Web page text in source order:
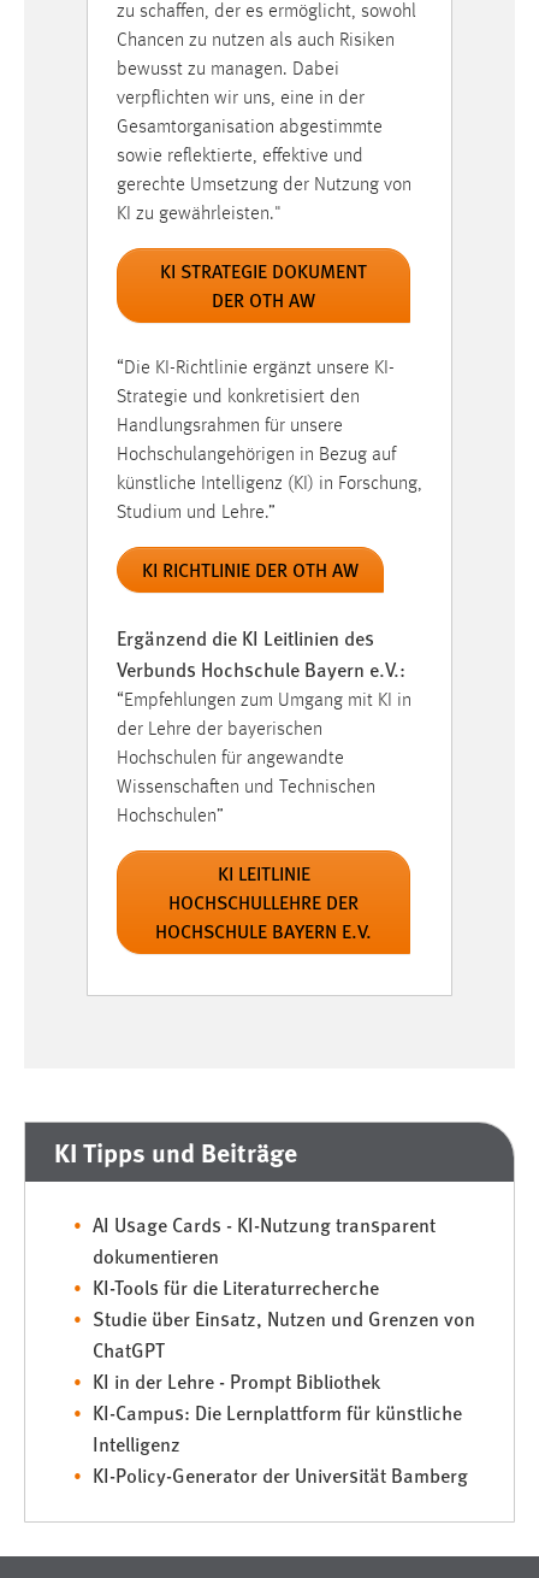
zu schaffen, der es ermöglicht, sowohl
Chancen zu nutzen als auch Risiken
bewusst zu managen. Dabei
verpflichten wir uns, eine in der
Gesamtorganisation abgestimmte
sowie reflektierte, effektive und
gerechte Umsetzung der Nutzung von
KI zu gewährleisten."
KI STRATEGIE DOKUMENT
DER OTH AW
“Die KI-Richtlinie ergänzt unsere KI-
Strategie und konkretisiert den
Handlungsrahmen für unsere
Hochschulangehörigen in Bezug auf
künstliche Intelligenz (KI) in Forschung,
Studium und Lehre.”
KI RICHTLINIE DER OTH AW
Ergänzend die KI Leitlinien des
Verbunds Hochschule Bayern e.V.:
“Empfehlungen zum Umgang mit KI in
der Lehre der bayerischen
Hochschulen für angewandte
Wissenschaften und Technischen
Hochschulen”
KI LEITLINIE
HOCHSCHULLEHRE DER
HOCHSCHULE BAYERN E.V.
KI Tipps und Beiträge
AI Usage Cards - KI-Nutzung transparent
dokumentieren
KI-Tools für die Literaturrecherche
Studie über Einsatz, Nutzen und Grenzen von
ChatGPT
KI in der Lehre - Prompt Bibliothek
KI-Campus: Die Lernplattform für künstliche
Intelligenz
KI-Policy-Generator der Universität Bamberg
Name:
eportfolio_map
Anbieter:
OpenStreet Map & ESRI Maps
Zweck:
Darstellung der Kacheln für die Karte
3 Monate